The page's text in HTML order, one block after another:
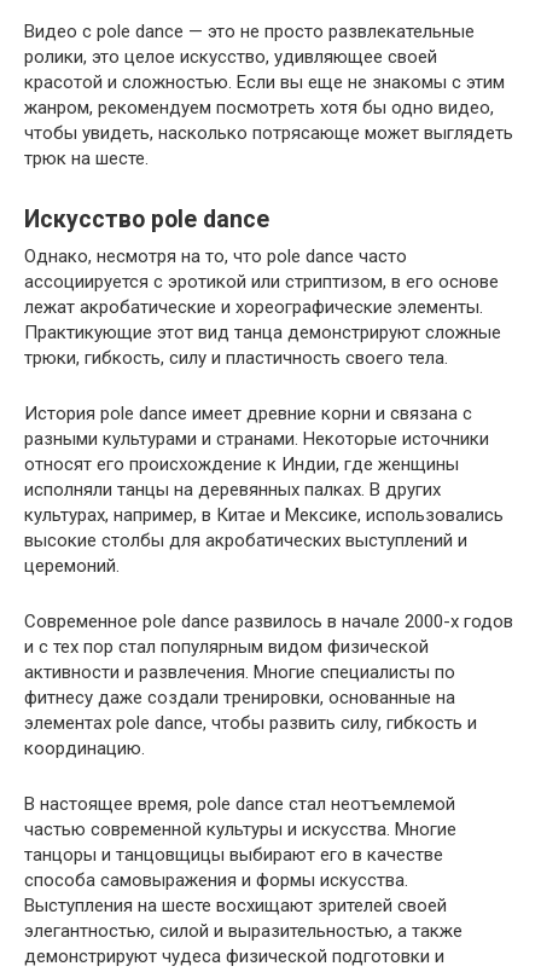
Видео с pole dance — это не просто развлекательные
ролики, это целое искусство, удивляющее своей
красотой и сложностью. Если вы еще не знакомы с этим
жанром, рекомендуем посмотреть хотя бы одно видео,
чтобы увидеть, насколько потрясающе может выглядеть
трюк на шесте.
Искусство pole dance
Однако, несмотря на то, что pole dance часто
ассоциируется с эротикой или стриптизом, в его основе
лежат акробатические и хореографические элементы.
Практикующие этот вид танца демонстрируют сложные
трюки, гибкость, силу и пластичность своего тела.
История pole dance имеет древние корни и связана с
разными культурами и странами. Некоторые источники
относят его происхождение к Индии, где женщины
исполняли танцы на деревянных палках. В других
культурах, например, в Китае и Мексике, использовались
высокие столбы для акробатических выступлений и
церемоний.
Современное pole dance развилось в начале 2000-х годов
и с тех пор стал популярным видом физической
активности и развлечения. Многие специалисты по
фитнесу даже создали тренировки, основанные на
элементах pole dance, чтобы развить силу, гибкость и
координацию.
В настоящее время, pole dance стал неотъемлемой
частью современной культуры и искусства. Многие
танцоры и танцовщицы выбирают его в качестве
способа самовыражения и формы искусства.
Выступления на шесте восхищают зрителей своей
элегантностью, силой и выразительностью, а также
демонстрируют чудеса физической подготовки и